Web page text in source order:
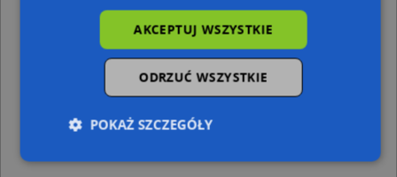
Goczałkowice-Zdrój, Główna 64a, Ulica (43-230) (→ 39 m)
Goczałkowice-Zdrój, Zimowa 25c, Ulica (43-230)
Goczałkowice-Zdrój, Szkolna 82b, Ulica (43-230)
Goczałkowice-Zdrój, Szkolna 82d, Ulica (43-230)
Goczałkowice-Zdrój, Główna 60, Ulica (43-230)
Goczałkowice-Zdrój, Główna 66a, Ulica (43-230)
Goczałkowice-Zdrój, Główna 66, Ulica (43-230)
AKCEPTUJ WSZYSTKIE
ODRZUĆ WSZYSTKIE
POKAŻ SZCZEGÓŁY